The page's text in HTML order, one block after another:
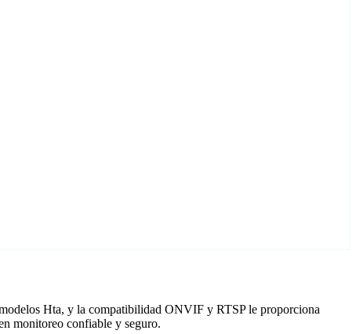
Hta, y la compatibilidad ONVIF y RTSP le proporciona
monitoreo confiable y seguro.